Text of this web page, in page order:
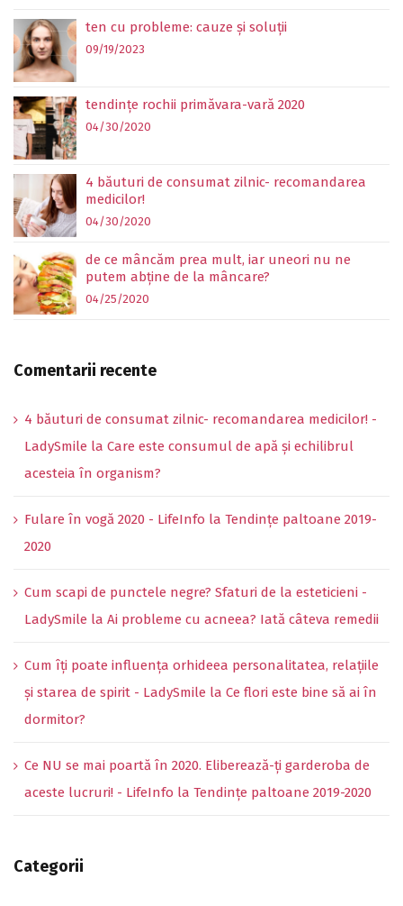
ten cu probleme: cauze și soluții
09/19/2023
tendințe rochii primăvara-vară 2020
04/30/2020
4 băuturi de consumat zilnic- recomandarea
medicilor!
04/30/2020
de ce mâncăm prea mult, iar uneori nu ne
putem abține de la mâncare?
04/25/2020
Comentarii recente
4 băuturi de consumat zilnic- recomandarea medicilor! -
LadySmile la Care este consumul de apă și echilibrul
acesteia în organism?
Fulare în vogă 2020 - LifeInfo la Tendințe paltoane 2019-
2020
Cum scapi de punctele negre? Sfaturi de la esteticieni -
LadySmile la Ai probleme cu acneea? Iată câteva remedii
Cum îți poate influența orhideea personalitatea, relațiile
și starea de spirit - LadySmile la Ce flori este bine să ai în
dormitor?
Ce NU se mai poartă în 2020. Eliberează-ți garderoba de
aceste lucruri! - LifeInfo la Tendințe paltoane 2019-2020
Categorii